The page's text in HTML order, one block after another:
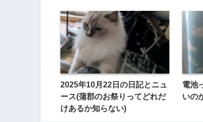
2025年10月22日の日記とニュ
ース(蒲郡のお祭りってどれだ
けあるか知らない)
電池
いの